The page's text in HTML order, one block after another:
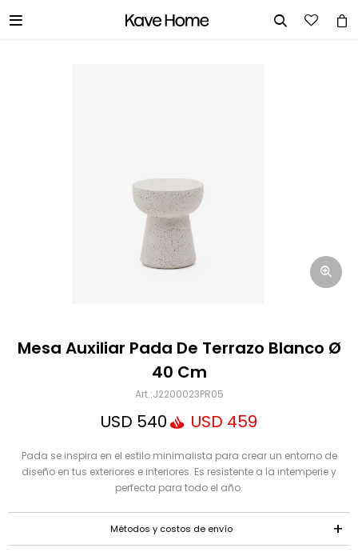
 
Mesa Auxiliar Pada De Terrazo Blanco Ø
40 Cm
J2200023PR05
USD 540 USD 459
Pada se inspira en el estilo minimalista para crear un entorno de
diseño en tus exteriores e interiores. Es resistente a la intemperie y
perfecta para todo el año.
Métodos y costos de envío
ENVIAR